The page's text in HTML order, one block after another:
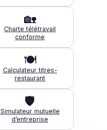
🏡
Charte télétravail
conforme
🍽️
Calculateur titres-
restaurant
🛡️
Simulateur mutuelle
d’entreprise